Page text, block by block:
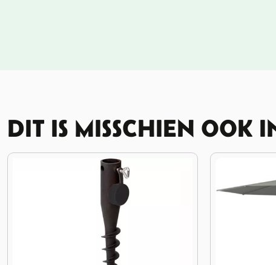
DIT IS MISSCHIEN OOK